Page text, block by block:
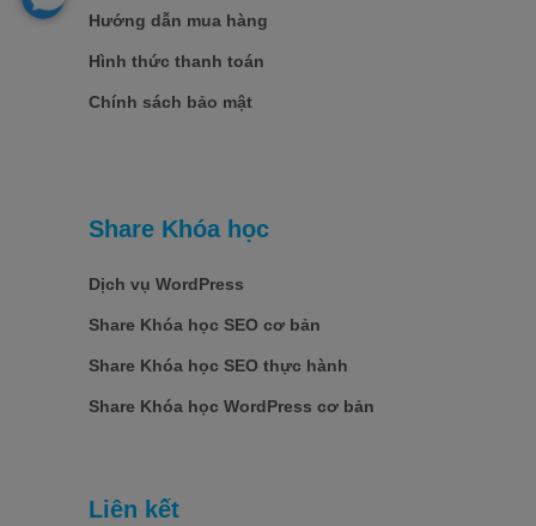
Hướng dẫn mua hàng
Hình thức thanh toán
Chính sách bảo mật
Share Khóa học
Dịch vụ WordPress
Share Khóa học SEO cơ bản
Share Khóa học SEO thực hành
Share Khóa học WordPress cơ bản
Liên kết